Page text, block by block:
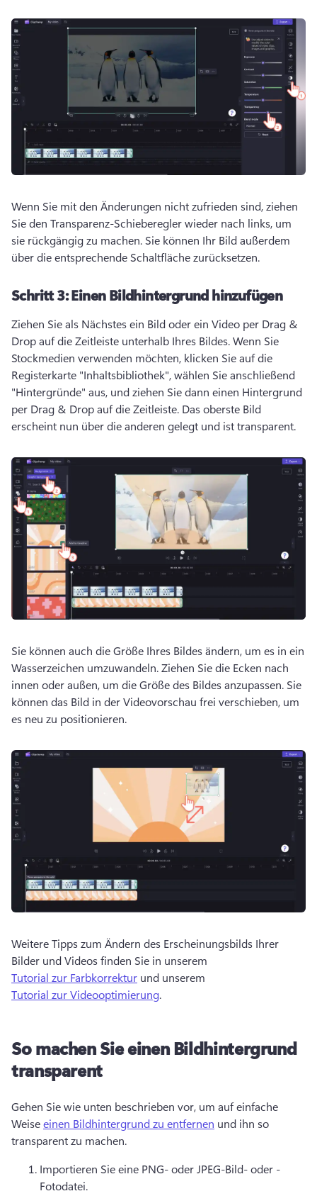
Wenn Sie mit den Änderungen nicht zufrieden sind, ziehen
Sie den Transparenz-Schieberegler wieder nach links, um
sie rückgängig zu machen. Sie können Ihr Bild außerdem
über die entsprechende Schaltfläche zurücksetzen.
Schritt 3:Einen Bildhintergrund hinzufügen
Ziehen Sie als Nächstes ein Bild oder ein Video per Drag &
Drop auf die Zeitleiste unterhalb Ihres Bildes. Wenn Sie
Stockmedien verwenden möchten, klicken Sie auf die
Registerkarte "Inhaltsbibliothek", wählen Sie anschließend
"Hintergründe" aus, und ziehen Sie dann einen Hintergrund
per Drag & Drop auf die Zeitleiste. Das oberste Bild
erscheint nun über die anderen gelegt und ist transparent.
Sie können auch die Größe Ihres Bildes ändern, um es in ein
Wasserzeichen umzuwandeln. Ziehen Sie die Ecken nach
innen oder außen, um die Größe des Bildes anzupassen. Sie
können das Bild in der Videovorschau frei verschieben, um
es neu zu positionieren.
Weitere Tipps zum Ändern des Erscheinungsbilds Ihrer
Bilder und Videos finden Sie in unserem
Tutorial zur Farbkorrektur und unserem
Tutorial zur Videooptimierung.
So machen Sie einen Bildhintergrund
transparent
Gehen Sie wie unten beschrieben vor, um auf einfache
Weise einen Bildhintergrund zu entfernen und ihn so
transparent zu machen.
Importieren Sie eine PNG- oder JPEG-Bild- oder -
Fotodatei.